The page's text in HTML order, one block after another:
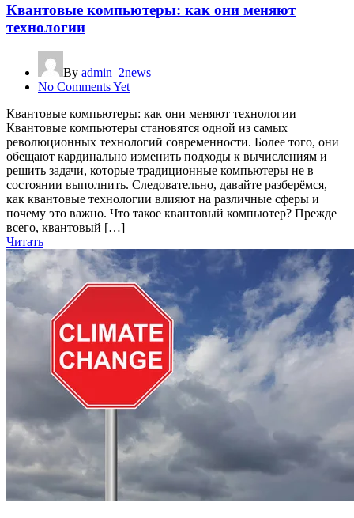
Квантовые компьютеры: как они меняют
технологии
By admin_2news
No Comments Yet
Квантовые компьютеры: как они меняют технологии
Квантовые компьютеры становятся одной из самых
революционных технологий современности. Более того, они
обещают кардинально изменить подходы к вычислениям и
решить задачи, которые традиционные компьютеры не в
состоянии выполнить. Следовательно, давайте разберёмся,
как квантовые технологии влияют на различные сферы и
почему это важно. Что такое квантовый компьютер? Прежде
всего, квантовый […]
Читать